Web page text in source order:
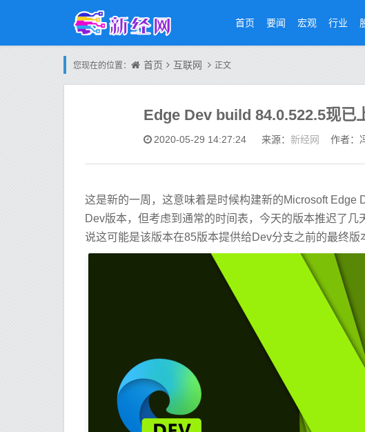
首页 要闻 宏观 行业
您现在的位置： 首页 互联网 正文
Edge Dev build 84.0.522.5现已
2020-05-29 14:27:24 来源： 新经网 作者：
这是新的一周，这意味着是时候构建新的Microsoft Edge
Dev版本，但考虑到通常的时间表，今天的版本推迟了
说这可能是该版本在85版本提供给Dev分支之前的最终版